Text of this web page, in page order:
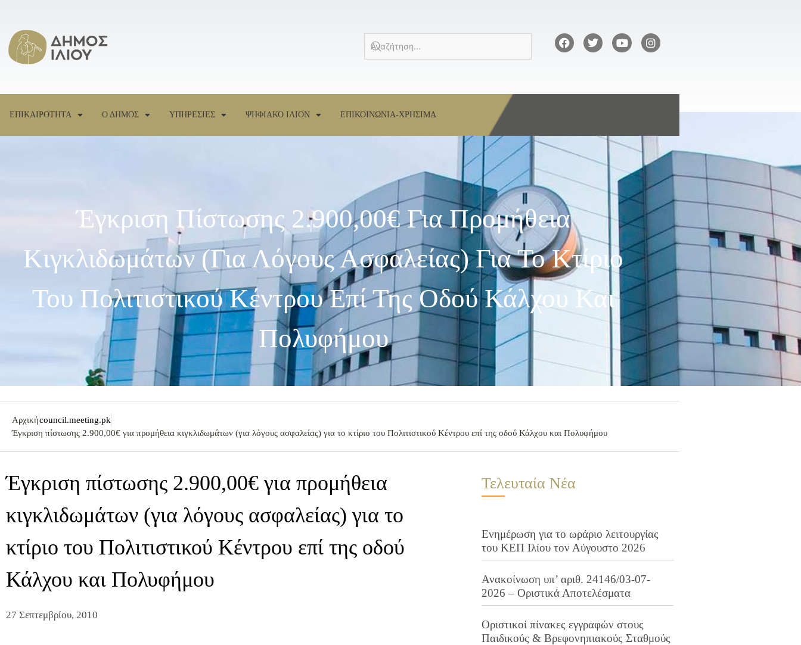
ΕΠΙΚΑΙΡΟΤΗΤΑ Ο ΔΗΜΟΣ ΥΠΗΡΕΣΙΕΣ ΨΗΦΙΑΚΟ ΙΛΙΟΝ ΕΠΙΚΟΙΝΩΝΙΑ-ΧΡΗΣΙΜΑ
Έγκριση Πίστωσης 2.900,00€ Για Προμήθεια
Κιγκλιδωμάτων (για Λόγους Ασφαλείας) Για Το Κτίριο
Του Πολιτιστικού Κέντρου Επί Της Οδού Κάλχου Και
Πολυφήμου
Αρχικήcouncil.meeting.pk
Έγκριση πίστωσης 2.900,00€ για προμήθεια κιγκλιδωμάτων (για λόγους ασφαλείας) για το κτίριο του Πολιτιστικού Κέντρου επί της οδού Κάλχου και Πολυφήμου
Έγκριση πίστωσης 2.900,00€ για προμήθεια
κιγκλιδωμάτων (για λόγους ασφαλείας) για το
κτίριο του Πολιτιστικού Κέντρου επί της οδού
Κάλχου και Πολυφήμου
27 Σεπτεμβρίου, 2010
Τελευταία Νέα
Ενημέρωση για το ωράριο λειτουργίας
του ΚΕΠ Ιλίου τον Αύγουστο 2026
Ανακοίνωση υπ’ αριθ. 24146/03-07-
2026 – Οριστικά Αποτελέσματα
Οριστικοί πίνακες εγγραφών στους
Παιδικούς & Βρεφονηπιακούς Σταθμούς